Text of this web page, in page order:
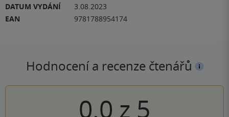
DATUM VYDÁNÍ
3.08.2023
EAN
9781788954174
Hodnocení a recenze čtenářů
0.0 z 5